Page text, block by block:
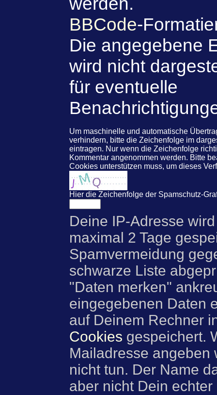
BBCode-
Die angegebene
wird nicht
für eventuelle
Um maschinelle und automatische
verhindern, bitte die Zeichenfolge im
eintragen. Nur wenn die Zeichenfolge
Kommentar angenommen werden. Bitte
Cookies unterstützen muss, um dieses
Hier die Zeichenfolge der Spamschutz-
Deine IP-Adresse
maximal 2 Tage
Spamvermeidung
schwarze Liste
"Daten merken"
eingegebenen Daten
auf Deinem Rechner
Cookies gespeichert.
Mailadresse angeben
nicht tun. Der Name
aber nicht Dein